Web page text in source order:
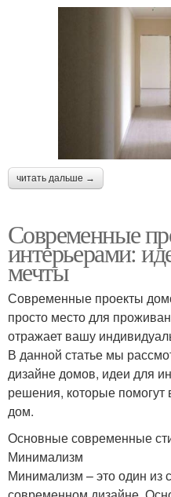
читать дальше →
Современные
интерьерами:
мечты
Современные проекты
просто место для
отражает вашу
В данной статье мы
дизайне домов, идеи для
решения, которые помогут
дом.
Основные современные
Минимализм
Минимализм – это один из